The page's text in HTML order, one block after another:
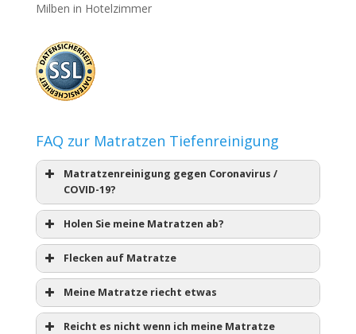
Milben in Hotelzimmer
FAQ zur Matratzen Tiefenreinigung
Matratzenreinigung gegen Coronavirus /
COVID-19?
Holen Sie meine Matratzen ab?
Flecken auf Matratze
Meine Matratze riecht etwas
Reicht es nicht wenn ich meine Matratze